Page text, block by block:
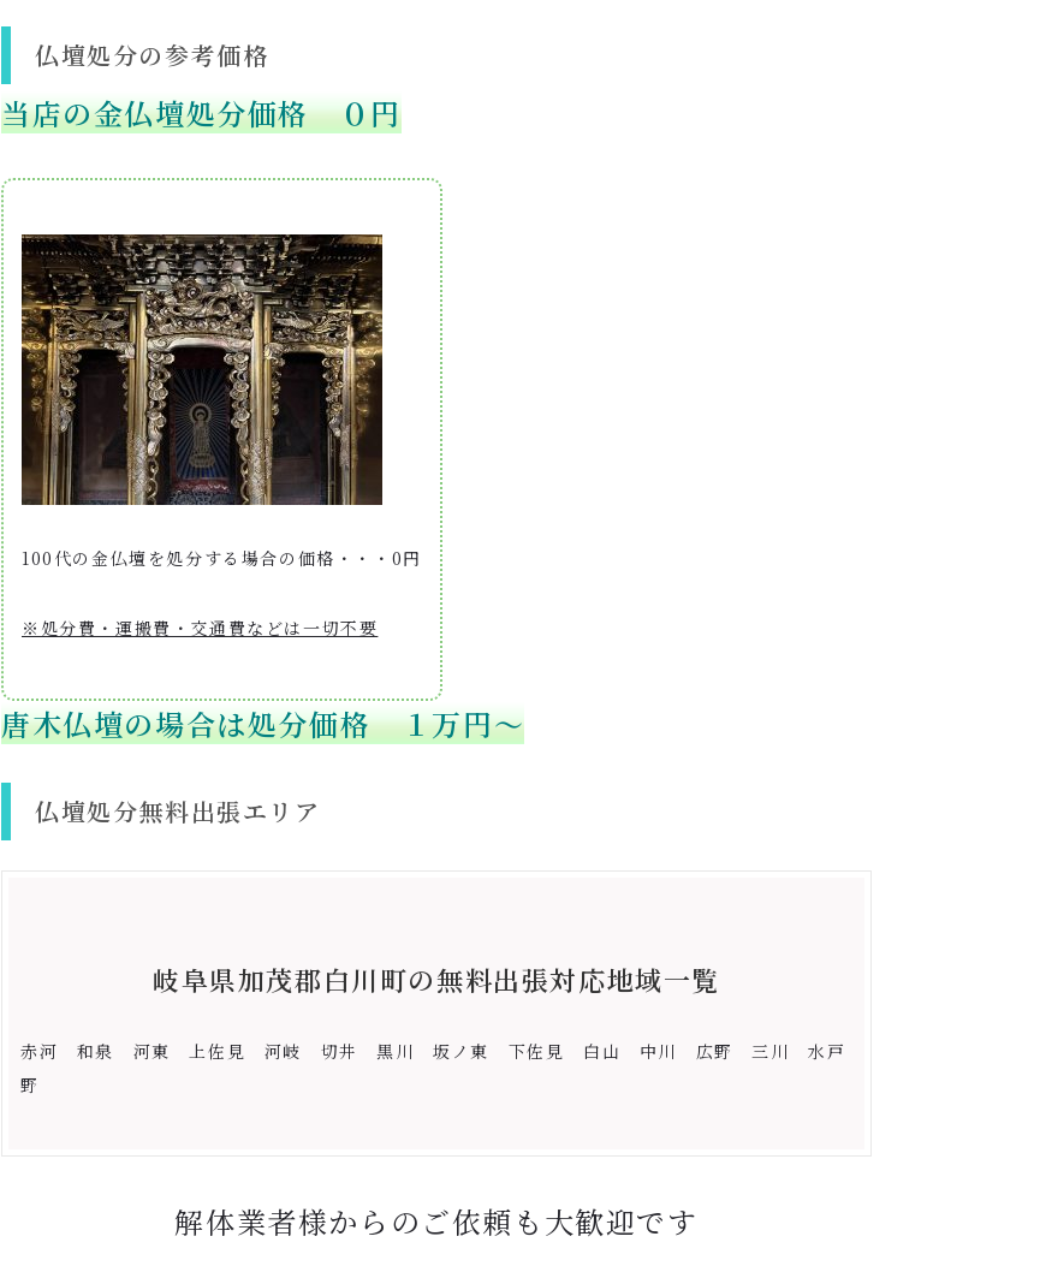
仏壇処分の参考価格
当店の金仏壇処分価格 ０円
100代の金仏壇を処分する場合の価格・・・0円
※処分費・運搬費・交通費などは一切不要
唐木仏壇の場合は処分価格 １万円〜
仏壇処分無料出張エリア
岐阜県加茂郡白川町の無料出張対応地域一覧
赤河 和泉 河東 上佐見 河岐 切井 黒川 坂ノ東 下佐見 白山 中川 広野 三川 水戸
野
解体業者様からのご依頼も大歓迎です